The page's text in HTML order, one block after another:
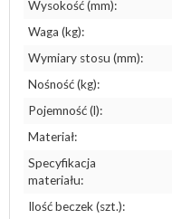
Wysokość (mm):
Waga (kg):
Wymiary stosu (mm):
Nośność (kg):
Pojemność (l):
Materiał:
Specyfikacja
materiału:
Ilość beczek (szt.):